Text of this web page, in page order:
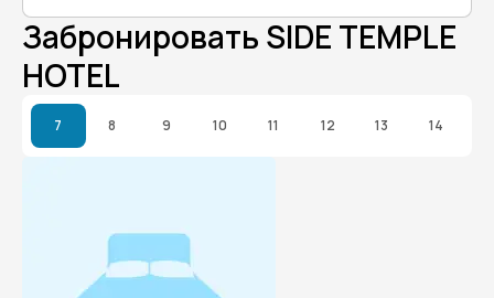
Забронировать SIDE TEMPLE
HOTEL
7 8 9 10 11 12 13 14